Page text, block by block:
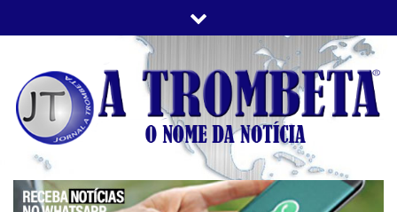
to
JORNAL A TROMBETA
O Nome da Notícia